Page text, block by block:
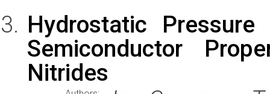
Hydrostatic
Semiconductor
Nitrides